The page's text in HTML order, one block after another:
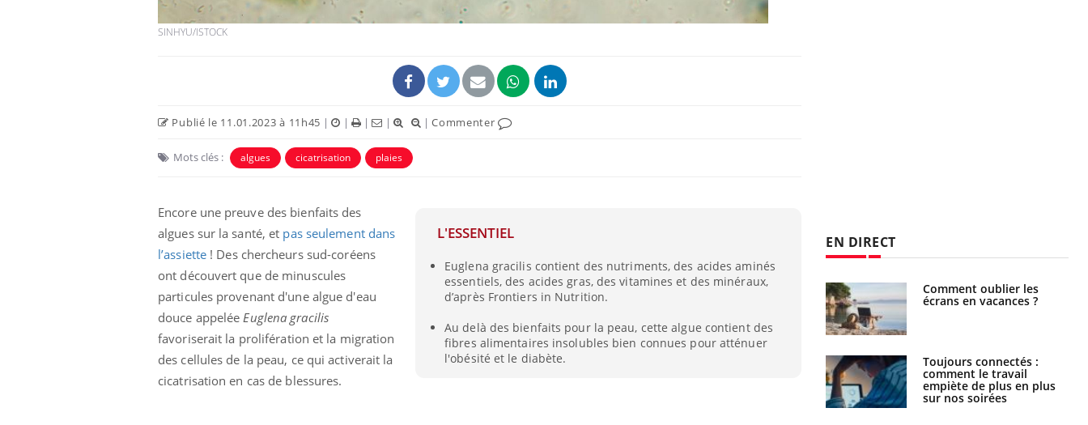
SINHYU/ISTOCK
Publié le 11.01.2023 à 11h45 | | | | |Commenter
Mots clés : algues cicatrisation plaies
L'ESSENTIEL
Euglena gracilis contient des nutriments, des acides aminés
essentiels, des acides gras, des vitamines et des minéraux,
d’après Frontiers in Nutrition.
Au delà des bienfaits pour la peau, cette algue contient des
fibres alimentaires insolubles bien connues pour atténuer
l'obésité et le diabète.
Encore une preuve des bienfaits des
algues sur la santé, et pas seulement dans
l’assiette ! Des chercheurs sud-coréens
ont découvert que de minuscules
particules provenant d'une algue d'eau
douce appeléeEuglena gracilis
favoriserait la prolifération et la migration
des cellules de la peau, ce qui activerait la
cicatrisation en cas de blessures.
EN DIRECT
Éclipse solaire du 12 août
: “Des verres adaptés,
c'est indispensable pour
la santé des yeux”
Les troubles du sommeil
modifient votre cerveau !
Bébés, jeunes enfants :
quelle trousse à
vacances ?
Syndrome métabolique :
Hantavirus : un cas Comment oublier les
écrans en vacances ?
Toujours connectés :
comment le travail
empiète de plus en plus
sur nos soirées